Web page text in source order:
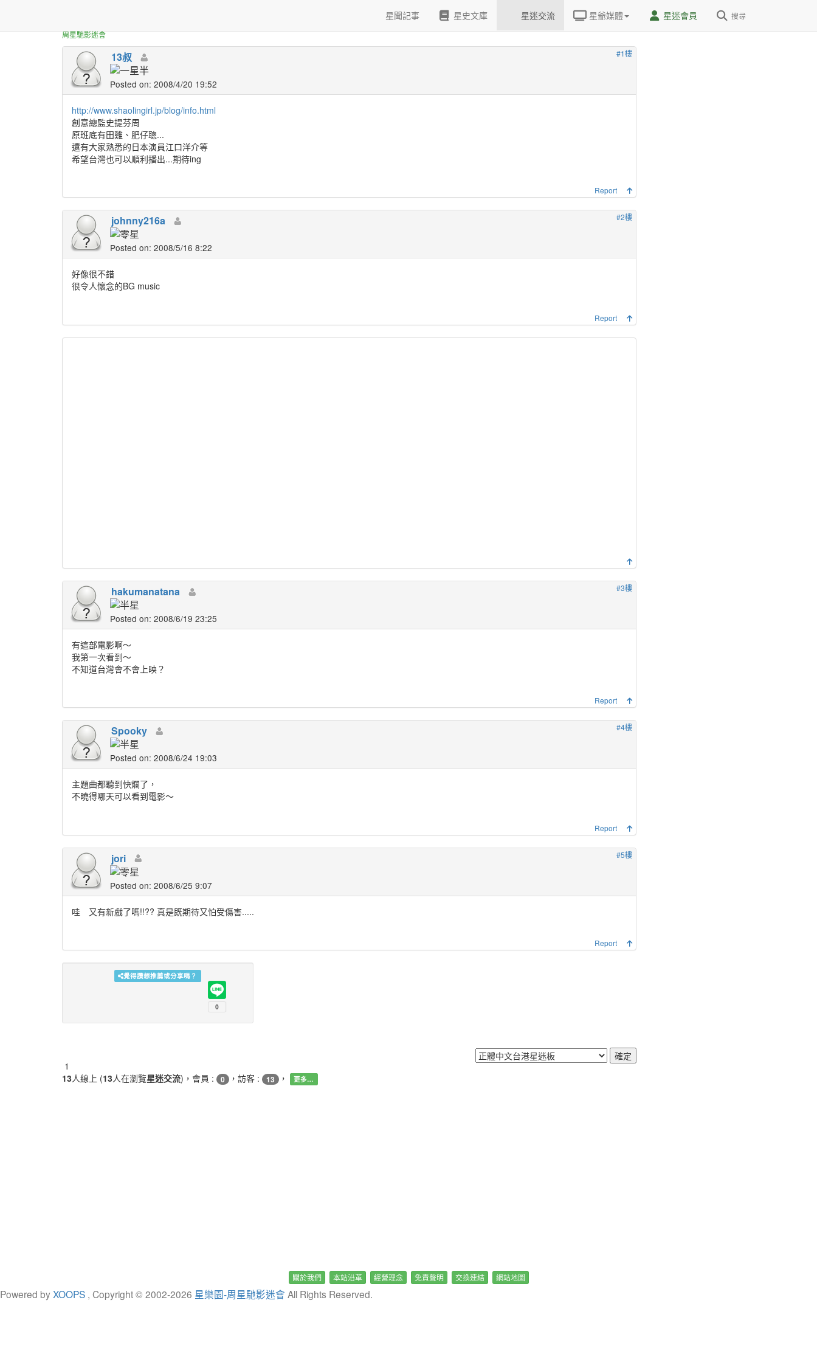
周星馳影迷會
星聞記事 星史文庫 星迷交流 星爺媒體 星迷會員 搜尋
#1樓
13叔
Posted on: 2008/4/20 19:52
http://www.shaolingirl.jp/blog/info.html
創意總監史提芬周
原班底有田雞、肥仔聰...
還有大家熟悉的日本演員江口洋介等
希望台灣也可以順利播出...期待ing
Report
#2樓
johnny216a
Posted on: 2008/5/16 8:22
好像很不錯
很令人懷念的BG music
Report
#3樓
hakumanatana
Posted on: 2008/6/19 23:25
有這部電影啊～
我第一次看到～
不知道台灣會不會上映？
Report
#4樓
Spooky
Posted on: 2008/6/24 19:03
主題曲都聽到快爛了，
不曉得哪天可以看到電影～
Report
#5樓
jori
Posted on: 2008/6/25 9:07
哇 又有新戲了嗎!!?? 真是既期待又怕受傷害.....
Report
覺得讚想推薦或分享嗎？
1
13人線上 (13人在瀏覽星迷交流)，會員 : 0 ，訪客 : 13 ， 更多…
關於我們 本站沿革 經營理念 免責聲明 交換連結 網站地圖
Powered byXOOPS , Copyright © 2002-2026 星樂園-周星馳影迷會 All Rights Reserved.